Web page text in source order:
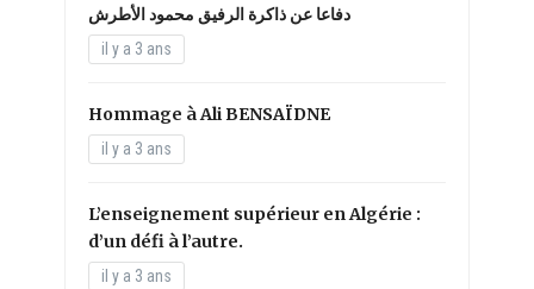
دفاعا عن ذاكرة الرفيق محمود الأطرش
il y a 3 ans
Hommage à Ali BENSAÏDNE
il y a 3 ans
L’enseignement supérieur en Algérie :
d’un défi à l’autre.
il y a 3 ans